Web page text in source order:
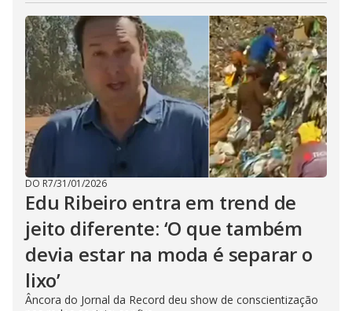
DO R7/31/01/2026
Edu Ribeiro entra em trend de
jeito diferente: ‘O que também
devia estar na moda é separar o
lixo’
Âncora do Jornal da Record deu show de conscientização